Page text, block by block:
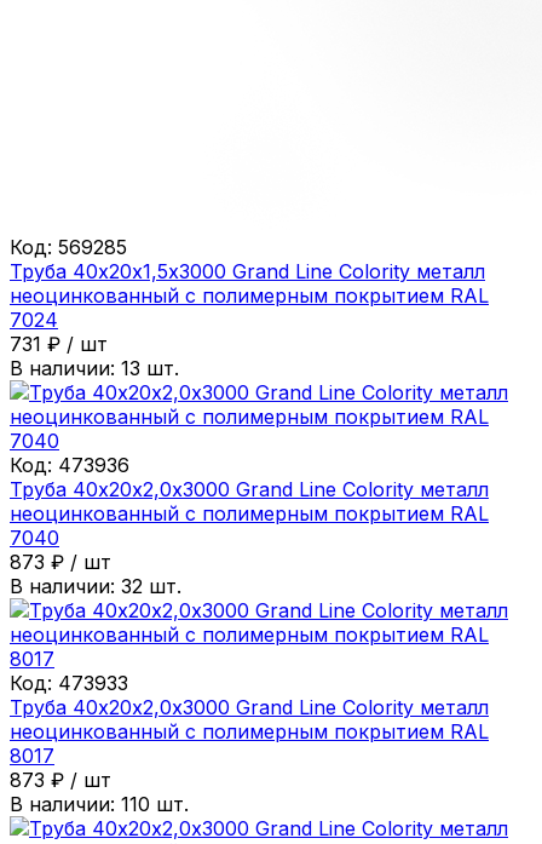
Код: 569285
Труба 40х20х1,5х3000 Grand Line Colority металл
неоцинкованный с полимерным покрытием RAL
7024
731 ₽ / шт
В наличии: 13 шт.
Код: 473936
Труба 40х20х2,0х3000 Grand Line Colority металл
неоцинкованный с полимерным покрытием RAL
7040
873 ₽ / шт
В наличии: 32 шт.
Код: 473933
Труба 40х20х2,0х3000 Grand Line Colority металл
неоцинкованный с полимерным покрытием RAL
8017
873 ₽ / шт
В наличии: 110 шт.